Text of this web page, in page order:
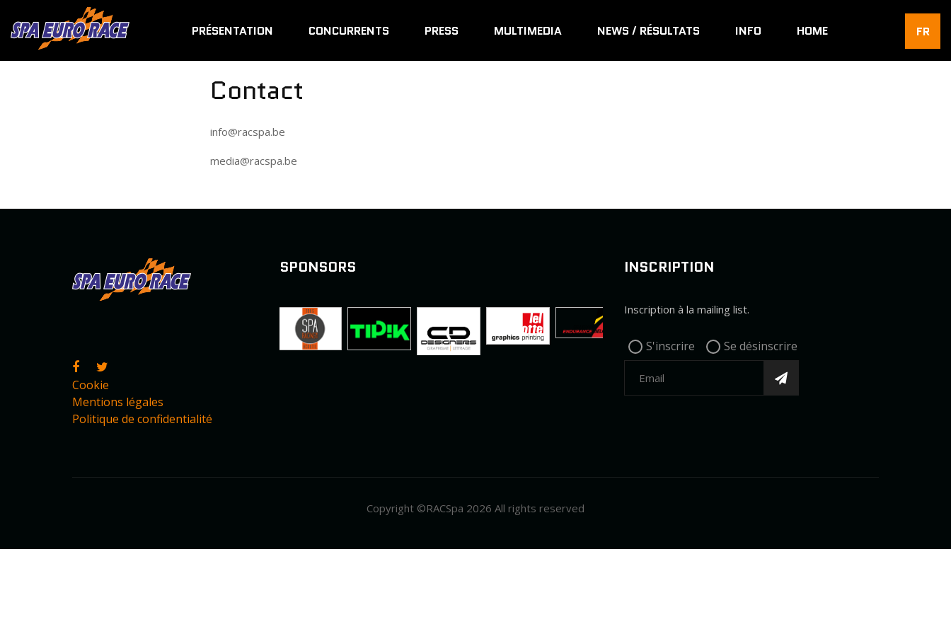
PRÉSENTATION CONCURRENTS PRESS MULTIMEDIA NEWS / RÉSULTATS INFO HOME FR
Contact
info@racspa.be
media@racspa.be
Cookie
Mentions légales
Politique de confidentialité
SPONSORS INSCRIPTION
Inscription à la mailing list.
S'inscrire Se désinscrire
Copyright ©RACSpa 2026 All rights reserved